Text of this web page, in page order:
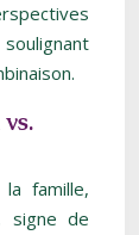
famille,
signe de